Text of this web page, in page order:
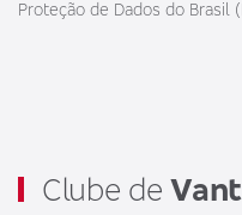
Proteção de Dados do Brasil
Clube de